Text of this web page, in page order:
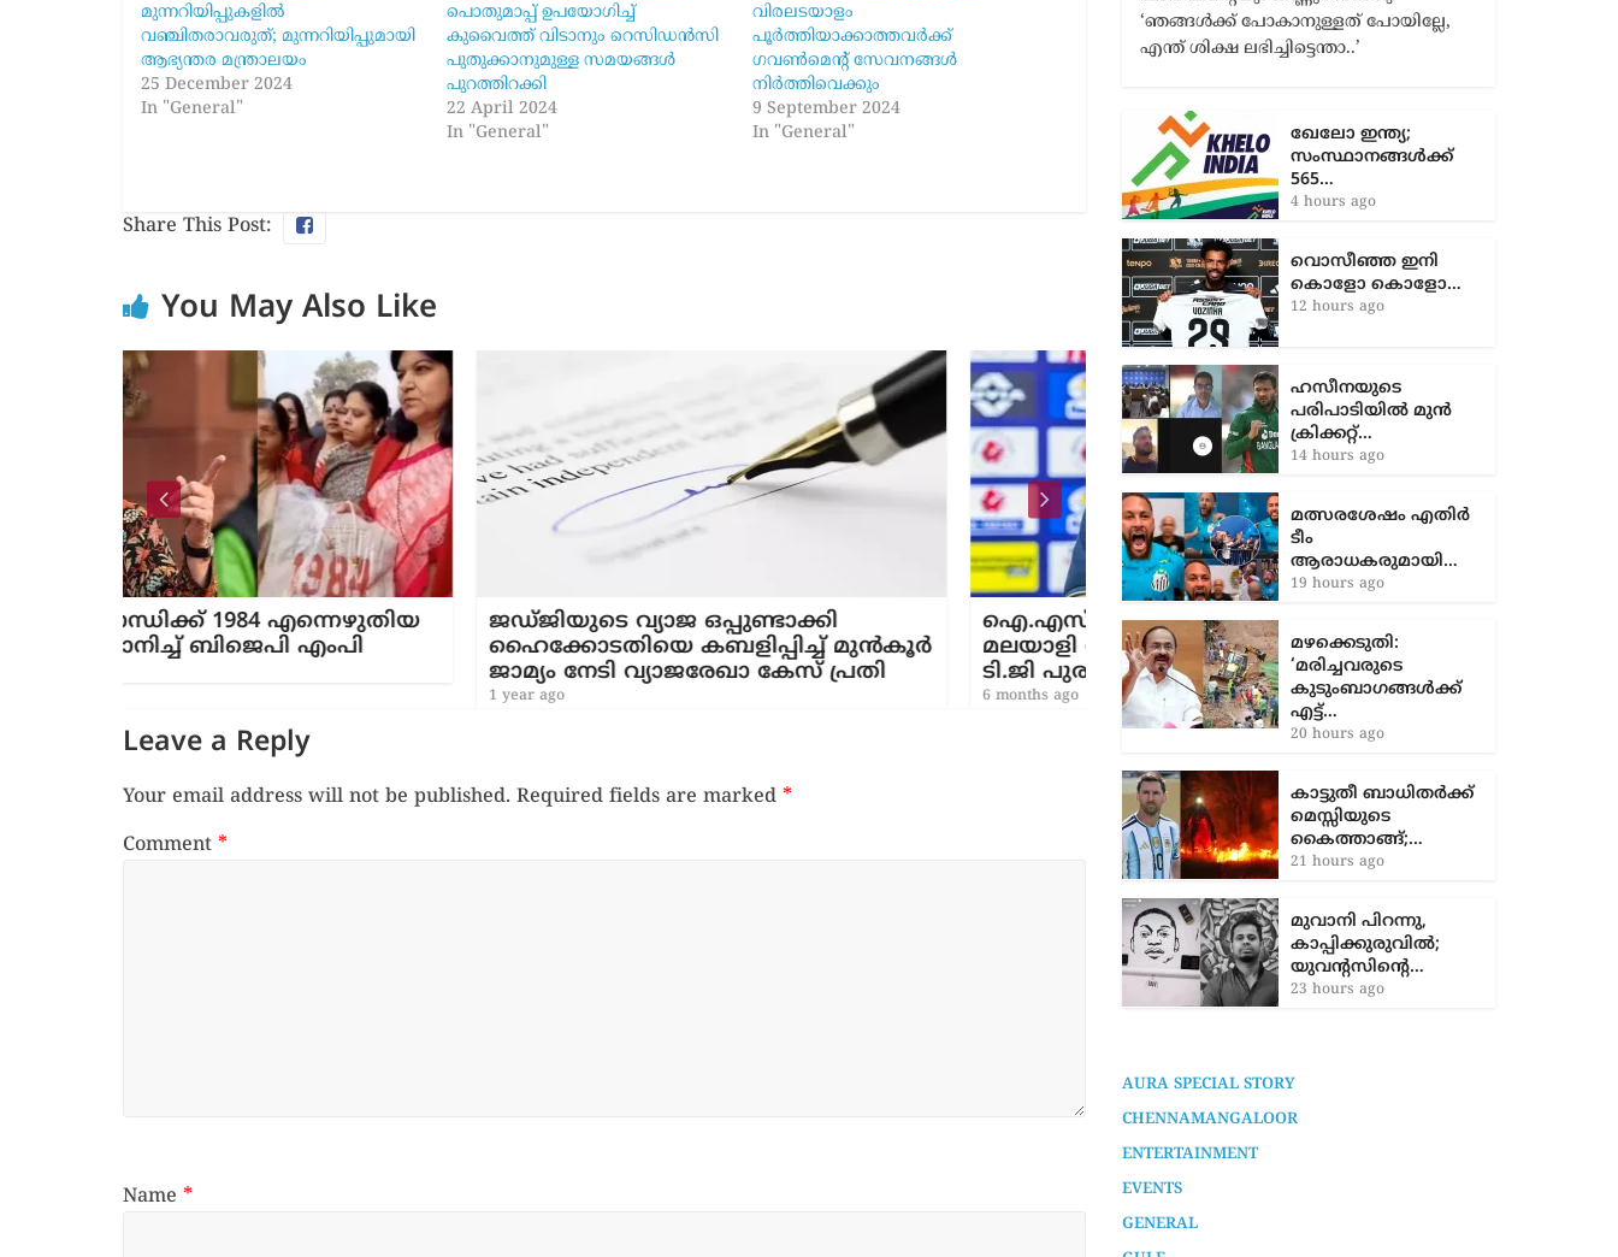
മുന്നറിയിപ്പുകളിൽ
വഞ്ചിതരാവരുത്; മുന്നറിയിപ്പുമായി
ആഭ്യന്തര മന്ത്രാലയം
25 December 2024
In "General"
പൊതുമാപ്പ് ഉപയോഗിച്ച്
കുവൈത്ത് വിടാനും റെസിഡൻസി
പുതുക്കാനുമുള്ള സമയങ്ങൾ
പുറത്തിറക്കി
22 April 2024
In "General"
വിരലടയാളം
പൂർത്തിയാക്കാത്തവർക്ക്
ഗവൺമെന്റ് സേവനങ്ങൾ
നിർത്തിവെക്കും
9 September 2024
In "General"
Share This Post:
You May Also Like
ജഡ്ജിയുടെ വ്യാജ ഒപ്പുണ്ടാക്കി
ഹൈക്കോടതിയെ കബളിപ്പിച്ച് മുൻകൂർ
ജാമ്യം നേടി വ്യാജരേഖാ കേസ് പ്രതി
ഐ.എസ്.എൽ: ഒഡിഷ എഫ്.സിക്ക്
മലയാളി തന്ത്രങ്ങൾ; ഹെഡ് കോച്ചായി
ടി.ജി പുരുഷോത്തമൻ
പ്രിയങ്കാ ഗാന്ധിക്ക് 1984 എന്നെഴുതിയ
ബാഗ് സമ്മാനിച്ച് ബിജെപി എംപി
2 years ago
Leave a Reply
Your email address will not be published. Required fields are marked *
Comment *
Name *
ഖേലോ ഇന്ത്യ;
സംസ്ഥാനങ്ങൾക്ക്
വൊസീഞ്ഞ ഇനി
കൊളോ കൊളോ…
12 hours ago
ഹസീനയുടെ
പരിപാടിയിൽ മുൻ
മത്സരശേഷം എതിർ
ടീം
ആരാധകരുമായി…
മഴക്കെടുതി:
‘മരിച്ചവരുടെ
കുടുംബാഗങ്ങൾക്ക്
20 hours ago
കാട്ടുതീ ബാധിതർക്ക്
മെസ്സിയുടെ
കൈത്താങ്ങ്;…
മുവാനി പിറന്നു,
കാപ്പിക്കുരുവിൽ;
യുവന്റസിന്റെ…
AURA SPECIAL STORY
EVENTS
GENERAL
GULF
HYPERLOCAL
INTERNATIONAL